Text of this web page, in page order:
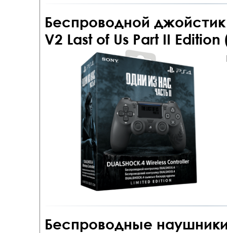
Беспроводной
V2 Last of Us Part II Edition
Беспроводные наушники